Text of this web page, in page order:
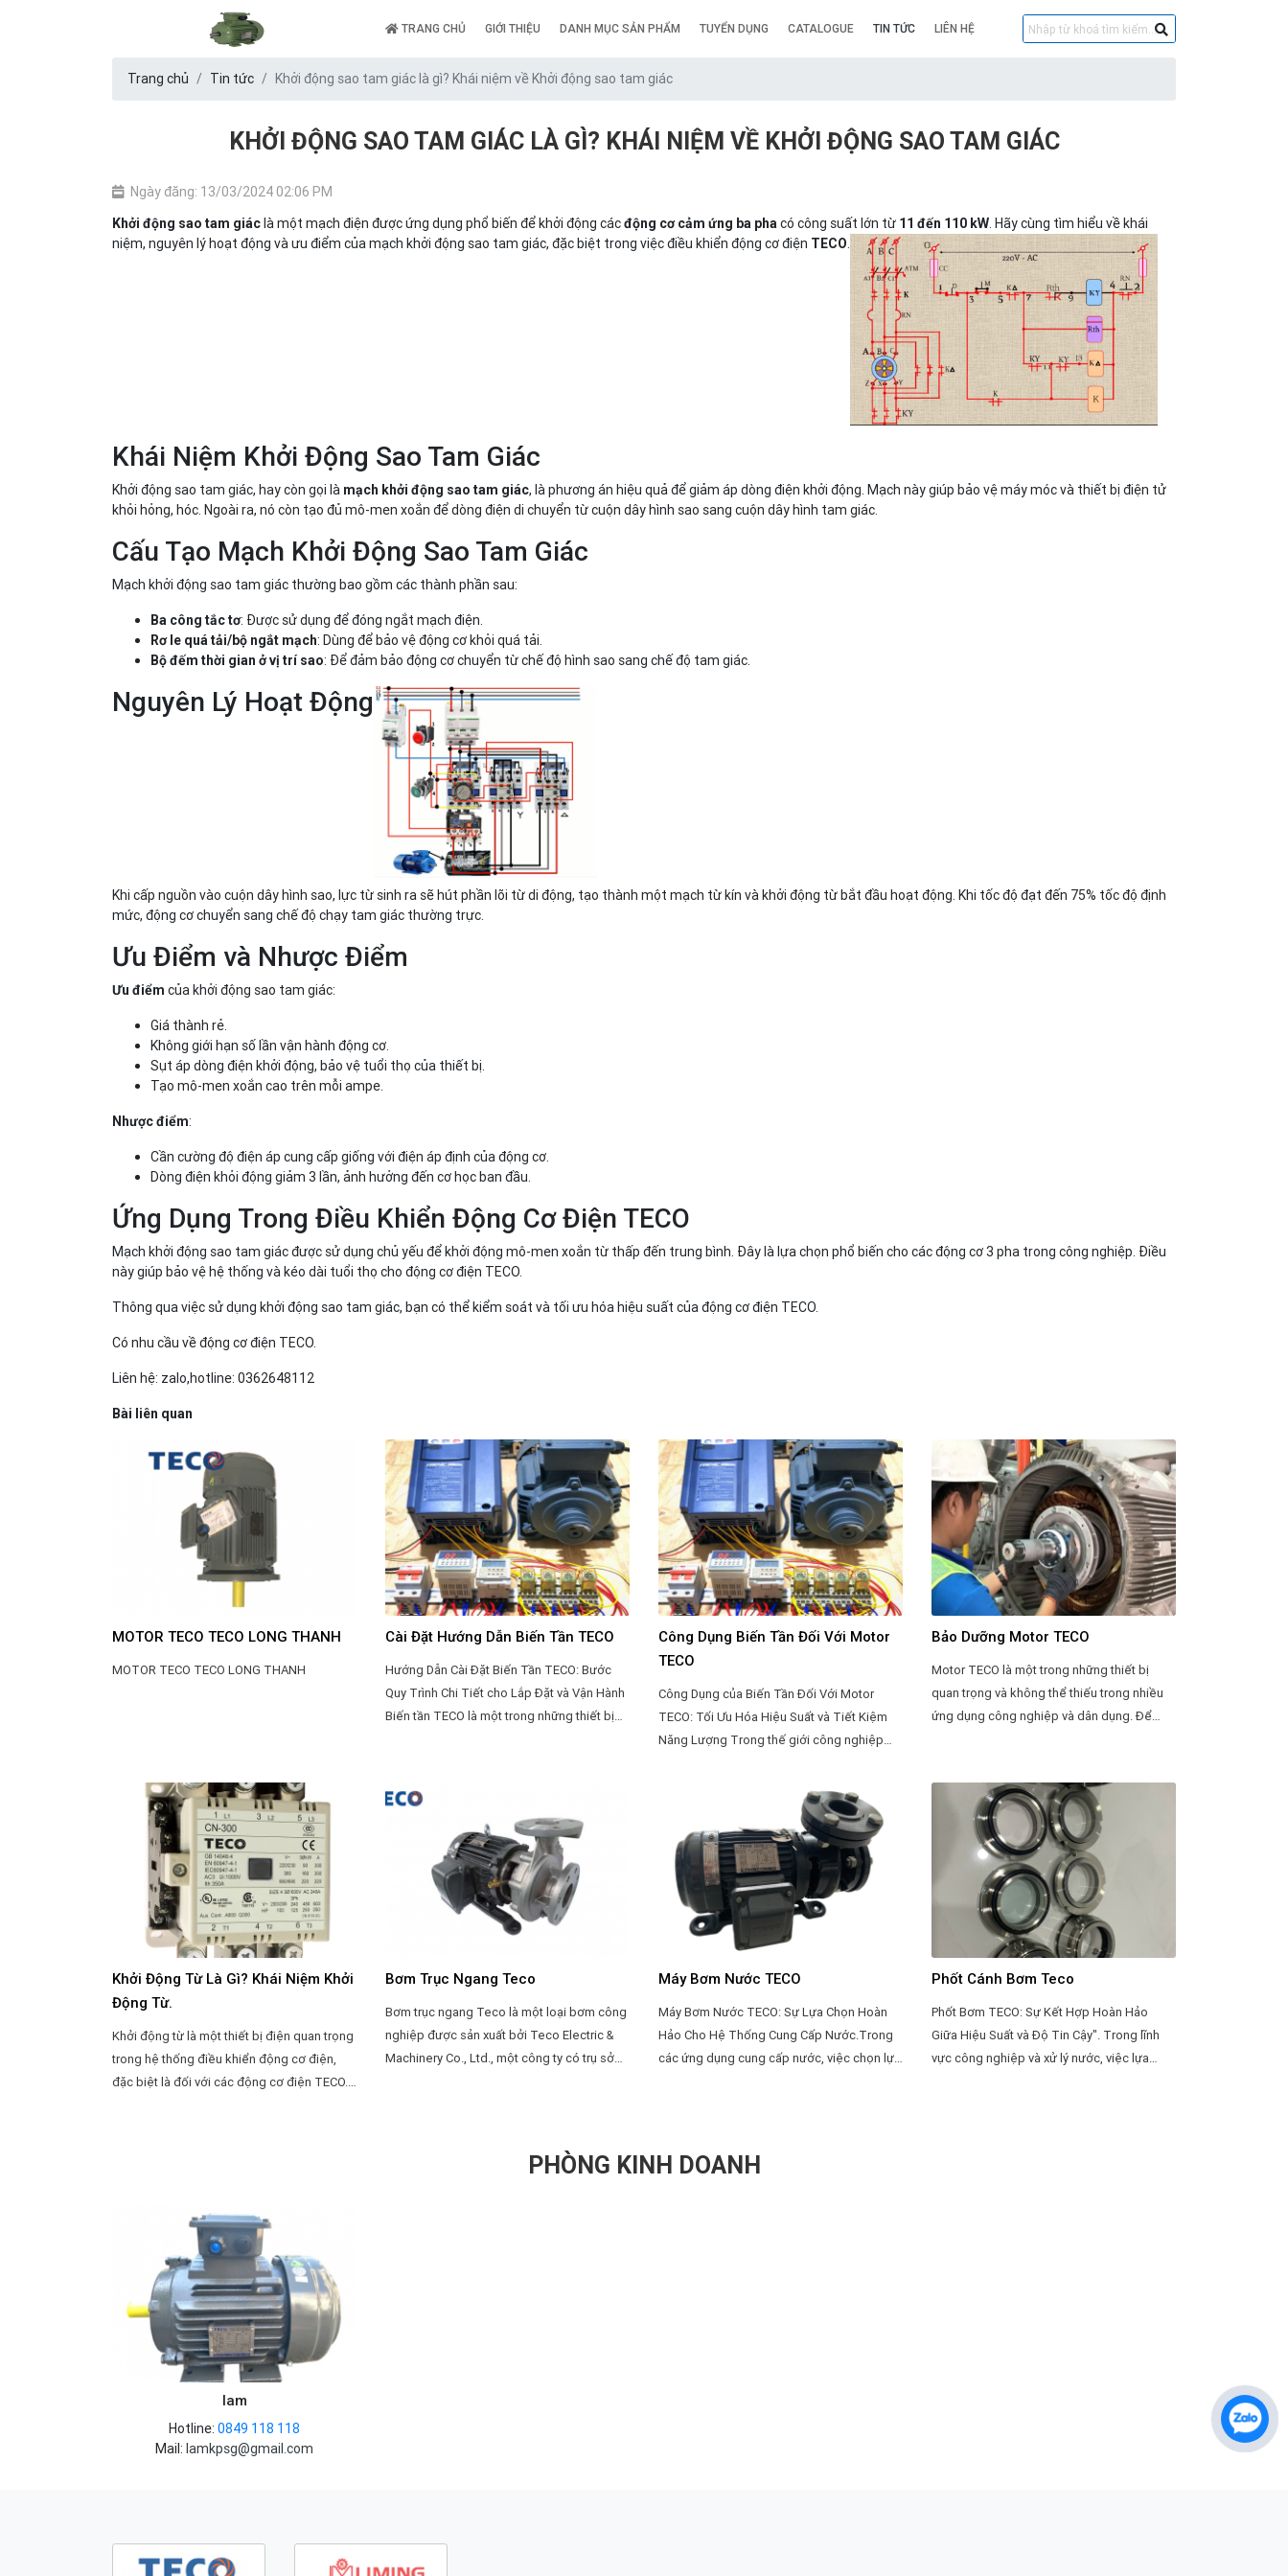
TRANG CHỦ GIỚI THIỆU DANH MỤC SẢN PHẨM TUYỂN DỤNG CATALOGUE TIN TỨC LIÊN HỆ
Trang chủ Tin tức Khởi động sao tam giác là gì? Khái niệm về Khởi động sao tam giác
KHỞI ĐỘNG SAO TAM GIÁC LÀ GÌ? KHÁI NIỆM VỀ KHỞI ĐỘNG SAO TAM GIÁC
Ngày đăng: 13/03/2024 02:06 PM
Khởi động sao tam giáclà một mạch điện được ứng dụng phổ biến để khởi động cácđộng cơ cảm ứng ba pha có công suất lớn từ 11 đến 110 kW. Hãy cùng tìm hiểu về khái
niệm, nguyên lý hoạt động và ưu điểm của mạch khởi động sao tam giác, đặc biệt trong việc điều khiển động cơ điện TECO.
Khái Niệm Khởi Động Sao Tam Giác
Khởi động sao tam giác, hay còn gọi là mạch khởi động sao tam giác, là phương án hiệu quả để giảm áp dòng điện khởi động. Mạch này giúp bảo vệ máy móc và thiết bị điện tử
khỏi hỏng, hóc. Ngoài ra, nó còn tạo đủ mô-men xoắn để dòng điện di chuyển từ cuộn dây hình sao sang cuộn dây hình tam giác.
Cấu Tạo Mạch Khởi Động Sao Tam Giác
Mạch khởi động sao tam giác thường bao gồm các thành phần sau:
Ba công tắc tơ: Được sử dụng để đóng ngắt mạch điện.
Rơ le quá tải/bộ ngắt mạch: Dùng để bảo vệ động cơ khỏi quá tải.
Bộ đếm thời gian ở vị trí sao: Để đảm bảo động cơ chuyển từ chế độ hình sao sang chế độ tam giác.
Nguyên Lý Hoạt Động
Khi cấp nguồn vào cuộn dây hình sao, lực từ sinh ra sẽ hút phần lõi từ di động, tạo thành một mạch từ kín và khởi động từ bắt đầu hoạt động. Khi tốc độ đạt đến 75% tốc độ định
mức, động cơ chuyển sang chế độ chạy tam giác thường trực.
Ưu Điểm và Nhược Điểm
Ưu điểm của khởi động sao tam giác:
Giá thành rẻ.
Không giới hạn số lần vận hành động cơ.
Sụt áp dòng điện khởi động, bảo vệ tuổi thọ của thiết bị.
Tạo mô-men xoắn cao trên mỗi ampe.
Nhược điểm:
Cần cường độ điện áp cung cấp giống với điện áp định của động cơ.
Dòng điện khỏi động giảm 3 lần, ảnh hưởng đến cơ học ban đầu.
Ứng Dụng Trong Điều Khiển Động Cơ Điện TECO
Mạch khởi động sao tam giác được sử dụng chủ yếu để khởi động mô-men xoắn từ thấp đến trung bình. Đây là lựa chọn phổ biến cho các động cơ 3 pha trong công nghiệp. Điều
này giúp bảo vệ hệ thống và kéo dài tuổi thọ cho động cơ điện TECO.
Thông qua việc sử dụng khởi động sao tam giác, bạn có thể kiểm soát và tối ưu hóa hiệu suất của động cơ điện TECO.
Có nhu cầu về động cơ điện TECO.
Liên hệ: zalo,hotline: 0362648112
Bài liên quan
MOTOR TECO TECO LONG THANH
MOTOR TECO TECO LONG THANH
Cài Đặt Hướng Dẫn Biến Tần TECO
Hướng Dẫn Cài Đặt Biến Tần TECO: Bước
Quy Trình Chi Tiết cho Lắp Đặt và Vận Hành
Biến tần TECO là một trong những thiết bị
tần là yếu tố then chốt đối với hiệu suất và
an toàn của hệ thống điện. Dưới đây là một
hướng dẫn chi tiết về cách cài đặt biến tần
Công Dụng Biến Tần Đối Với Motor
TECO
Công Dụng của Biến Tần Đối Với Motor
TECO: Tối Ưu Hóa Hiệu Suất và Tiết Kiệm
Năng Lượng Trong thế giới công nghiệp
khỏi. Motor TECO, với uy tín và chất lượng
hàng đầu, đã trở thành lựa chọn hàng đầu
trong nhiều ứng dụng công nghiệp. Để tăng
cường hiệu suất và tiết kiệm năng lượng
của các hệ thống này, việc sử dụng biến tần
đã trở nên phổ biến và cần thiết. Dưới đây là
một số công dụng chính của biến tần đối
với motor TECO:
Bảo Dưỡng Motor TECO
Motor TECO là một trong những thiết bị
quan trọng và không thể thiếu trong nhiều
ứng dụng công nghiệp và dân dụng. Để
dưỡng định kỳ là rất quan trọng. Dưới đây là
một số bí quyết và hướng dẫn để bảo
dưỡng motor TECO một cách hiệu quả:
Khởi Động Từ Là Gì? Khái Niệm Khởi
Động Từ.
Khởi động từ là một thiết bị điện quan trọng
trong hệ thống điều khiển động cơ điện,
đặc biệt là đối với các động cơ điện TECO.
Bơm Trục Ngang Teco
Bơm trục ngang Teco là một loại bơm công
nghiệp được sản xuất bởi Teco Electric &
Machinery Co., Ltd., một công ty có trụ sở
dụng rộng rãi trong các ngành công nghiệp
khác nhau để cung cấp dòng chảy và áp lực
Máy Bơm Nước TECO
Máy Bơm Nước TECO: Sự Lựa Chọn Hoàn
Hảo Cho Hệ Thống Cung Cấp Nước.Trong
các ứng dụng cung cấp nước, việc chọn lựa
đến với sự đa dạng, chất lượng và độ tin cậy
Phốt Cánh Bơm Teco
Phốt Bơm TECO: Sự Kết Hợp Hoàn Hảo
Giữa Hiệu Suất và Độ Tin Cậy". Trong lĩnh
vực công nghiệp và xử lý nước, việc lựa
PHÒNG KINH DOANH
lam
Hotline: 0849 118 118
Mail: lamkpsg@gmail.com